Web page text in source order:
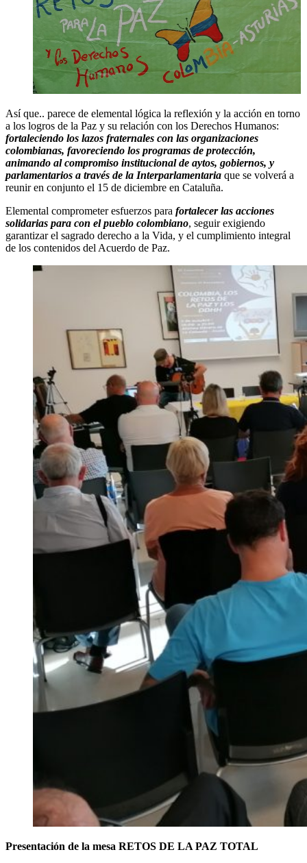
Así que.. parece de elemental lógica la reflexión y la acción en torno
a los logros de la Paz y su relación con los Derechos Humanos:
fortaleciendo los lazos fraternales con las organizaciones
colombianas, favoreciendo los programas de protección,
animando al compromiso institucional de aytos, gobiernos, y
parlamentarios a través de la Interparlamentaria que se volverá a
reunir en conjunto el 15 de diciembre en Cataluña.
Elemental comprometer esfuerzos para fortalecer las acciones
solidarias para con el pueblo colombiano, seguir exigiendo
garantizar el sagrado derecho a la Vida, y el cumplimiento integral
de los contenidos del Acuerdo de Paz.
Presentación de la mesa RETOS DE LA PAZ TOTAL